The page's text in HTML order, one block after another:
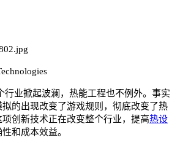
行业掀起波澜，热能工程也不例外。事实
的出现改变了游戏规则，彻底改变了热
创新技术正在改变整个行业，提高热设
和成本效益。